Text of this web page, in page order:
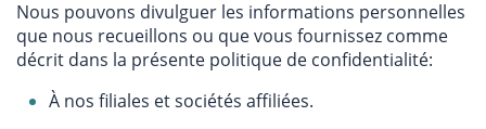
Nous pouvons divulguer les informations personnelles
que nous recueillons ou que vous fournissez comme
décrit dans la présente politique de confidentialité:
À nos filiales et sociétés affiliées.